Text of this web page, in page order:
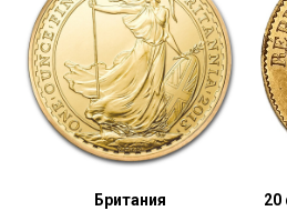
Британия 20